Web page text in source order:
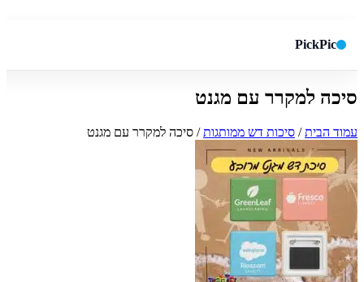
PickPic
חיפוש באתר
סיכה למקרר עם מגנט
עמוד הבית/ סיכות דש ממותגות/ סיכה למקרר עם מגנט